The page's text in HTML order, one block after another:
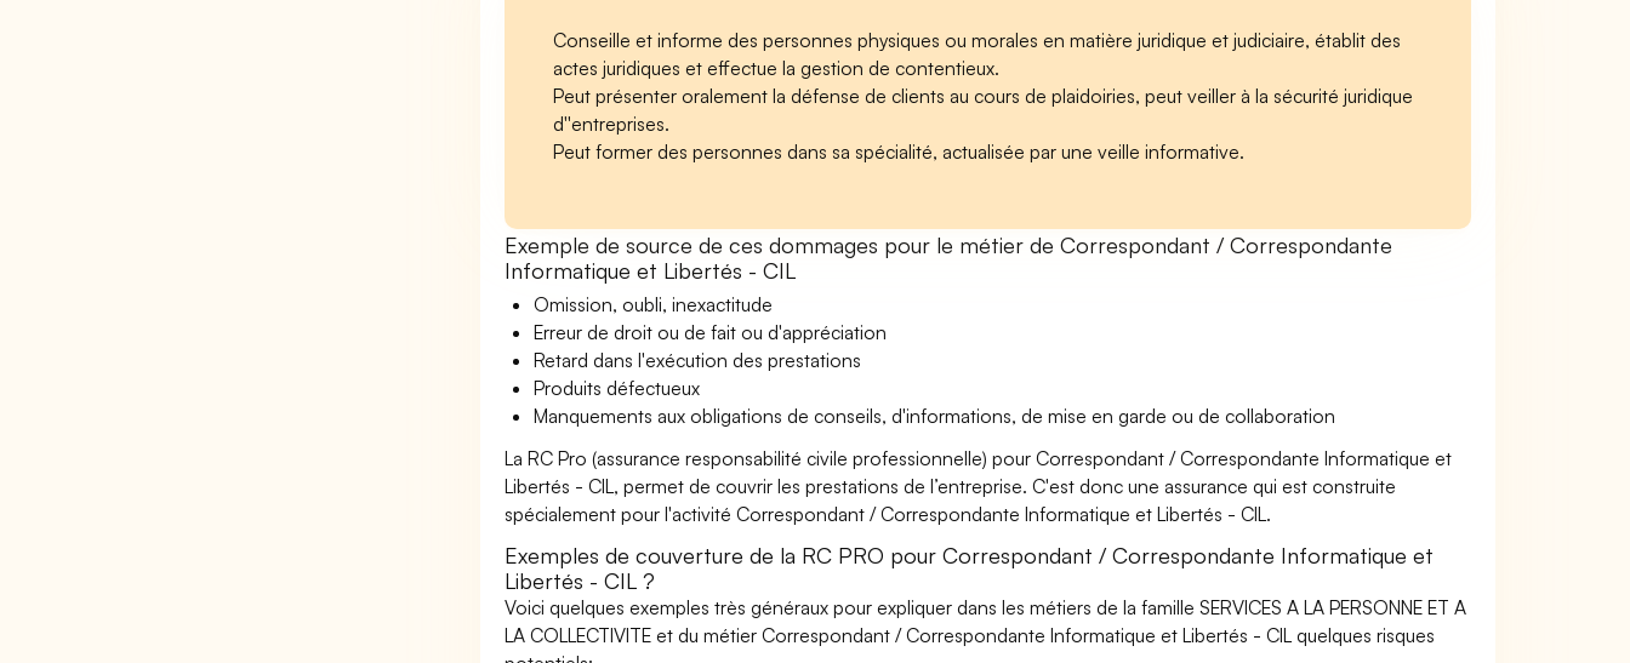
Conseille et informe des personnes physiques ou morales en matière juridique et judiciaire, établit des
actes juridiques et effectue la gestion de contentieux.
Peut présenter oralement la défense de clients au cours de plaidoiries, peut veiller à la sécurité juridique
d''entreprises.
Peut former des personnes dans sa spécialité, actualisée par une veille informative.
Exemple de source de ces dommages pour le métier de Correspondant / Correspondante
Informatique et Libertés - CIL
Omission, oubli, inexactitude
Erreur de droit ou de fait ou d'appréciation
Retard dans l'exécution des prestations
Produits défectueux
Manquements aux obligations de conseils, d'informations, de mise en garde ou de collaboration
La RC Pro (assurance responsabilité civile professionnelle) pour Correspondant / Correspondante Informatique et
Libertés - CIL, permet de couvrir les prestations de l’entreprise. C'est donc une assurance qui est construite
spécialement pour l'activité Correspondant / Correspondante Informatique et Libertés - CIL.
Exemples de couverture de la RC PRO pour Correspondant / Correspondante Informatique et
Libertés - CIL ?
Voici quelques exemples très généraux pour expliquer dans les métiers de la famille SERVICES A LA PERSONNE ET A
LA COLLECTIVITE et du métier Correspondant / Correspondante Informatique et Libertés - CIL quelques risques